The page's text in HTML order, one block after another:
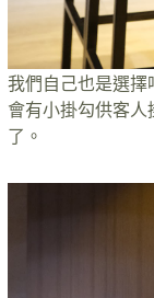
我們自己也是選擇
會有小掛勾供客人
了。